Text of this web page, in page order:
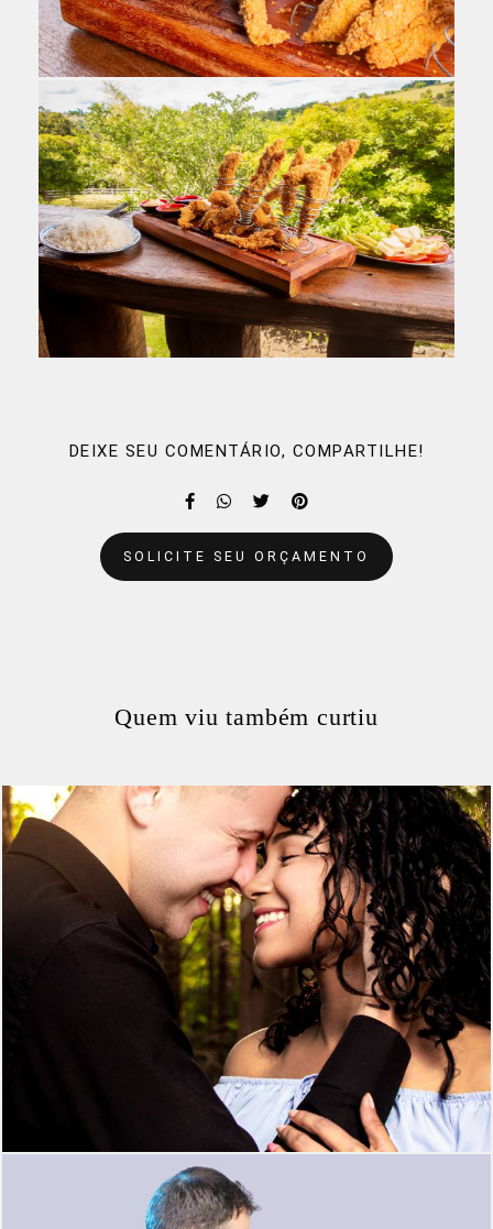
DEIXE SEU COMENTÁRIO, COMPARTILHE!
SOLICITE SEU ORÇAMENTO
Quem viu também curtiu
380 14